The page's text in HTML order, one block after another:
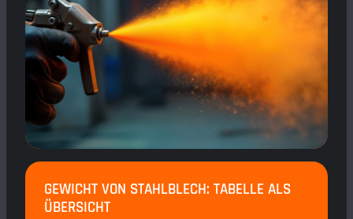
GEWICHT VON STAHLBLECH: TABELLE ALS
ÜBERSICHT